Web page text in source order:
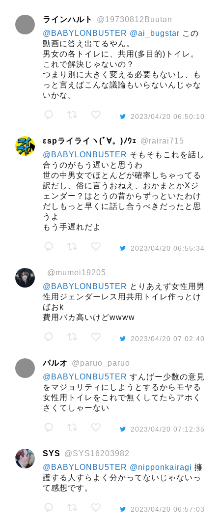
ラインハルト
@19730812Buutan
@BABYLONBU5TER @ai_bugstar この
動画に答え出てるやん。
男女の各トイレに、共用(多目的)トイレ。
これで解決じゃないの？
つまり別に大きく変える必要もないし、も
っと言えばこんな議論もいらないんじゃな
いかな。
2023/04/20 06:50:10
εspライライヽ(ﾟ∀。)ﾉｳｪ @rairai715
@BABYLONBU5TER そもそもこれを話し
合うのがもう遅いと思うわ
世の中男女でほとんどが確率しちゃってる
訳だし、俗に言うおねえ、おかまとかXジ
ェンダー？はとうの昔からずっといたわけ
だしもっと早くに話し合うべきだったと思
うよ
もう手遅れだよ
2023/04/20 06:55:34
@mumei19205
@BABYLONBU5TER とりあえず女性用男
性用ジェンダーレス用共用トイレ作っとけ
ばおk
費用バカ高いけどwwww
2023/04/20 07:02:40
パルオ
@paruo_paruo
@BABYLONBU5TER すんげー少数の意見
をマジョリティにしようとするからモヤる
女性用トイレをこれで無くしてたらアホく
さくてしゃーない
2023/04/20 07:12:35
SYS
@SYS16203982
@BABYLONBU5TER @nipponkairagi 擁
護する人すらよく分かってないじゃないっ
て感想です。
2023/04/20 06:57:03